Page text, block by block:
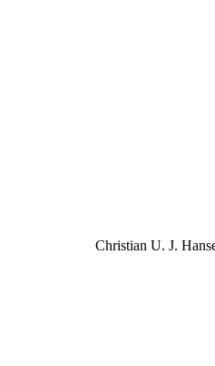
Christian U. J.